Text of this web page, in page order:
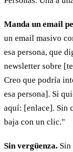
Manda un email
un email masivo
esa persona, que
newsletter sobre
Creo que podría
esa persona]. Si
aquí: [enlace]. Sin
baja con un clic."
Sin vergüenza.